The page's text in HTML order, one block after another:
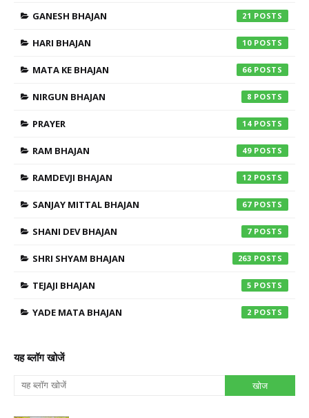
GANESH BHAJAN 21
HARI BHAJAN 10
MATA KE BHAJAN 66
NIRGUN BHAJAN 8
PRAYER 14
RAM BHAJAN 49
RAMDEVJI BHAJAN 12
SANJAY MITTAL BHAJAN 67
SHANI DEV BHAJAN 7
SHRI SHYAM BHAJAN 263
TEJAJI BHAJAN 5
YADE MATA BHAJAN 2
यह ब्लॉग खोजें